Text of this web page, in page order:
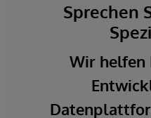
Sprechen
Wir helfen